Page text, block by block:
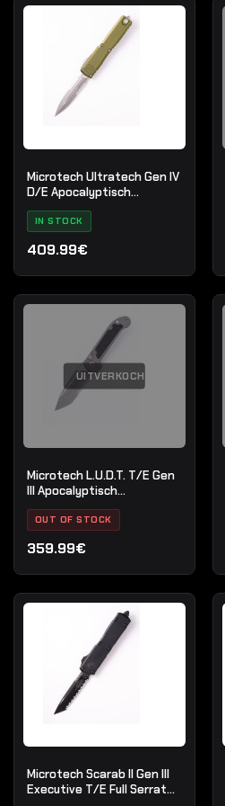
Microtech Ultratech Gen IV
D/E Apocalyptisch
Gedeeltelijk gekarteld OD
Groen
IN STOCK
409.99€
UITVERKOCHT
Microtech L.U.D.T. T/E Gen
III Apocalyptisch
Gedeeltelijk Gekarteld
Natuurlijk Helder
OUT OF STOCK
359.99€
Microtech Scarab II Gen III
Executive T/E Full Serrate